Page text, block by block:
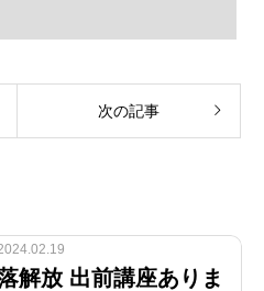
次の記事
解放 出前講座ありま